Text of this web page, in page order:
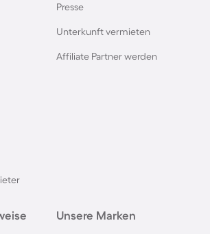
Presse
Unterkunft vermieten
Affiliate Partner werden
Unsere Marken